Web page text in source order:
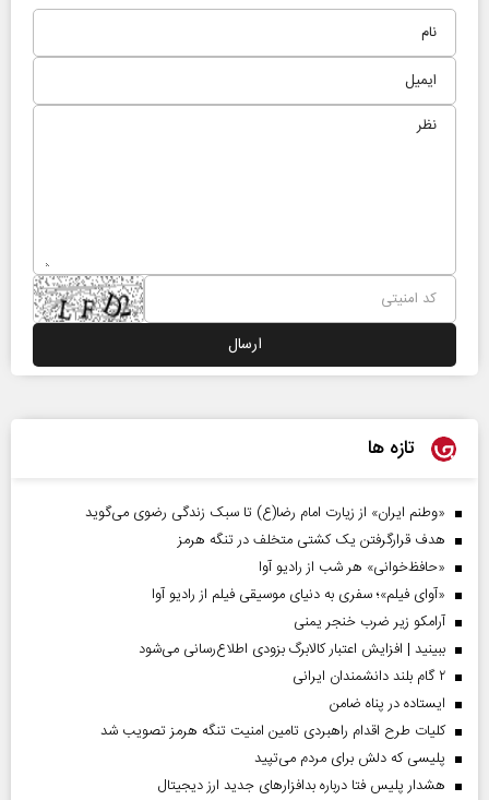
تازه ها
«وطنم ایران» از زیارت امام رضا(ع) تا سبک زندگی رضوی می‌گوید
هدف قرارگرفتن یک کشتی متخلف در تنگه هرمز
«حافظ‌خوانی» هر شب از رادیو آوا
«آوای فیلم»؛ سفری به دنیای موسیقی فیلم از رادیو آوا
آرامکو زیر ضرب خنجر یمنی
ببینید | افزایش اعتبار کالابرگ بزودی اطلاع‌رسانی می‌شود
۲ گام بلند دانشمندان ایرانی
ایستاده در پناه ضامن
کلیات طرح اقدام راهبردی تامین امنیت تنگه هرمز تصویب شد
پلیسی که دلش برای مردم می‌تپید
هشدار پلیس فتا درباره بدافزار‌های جدید ارز دیجیتال